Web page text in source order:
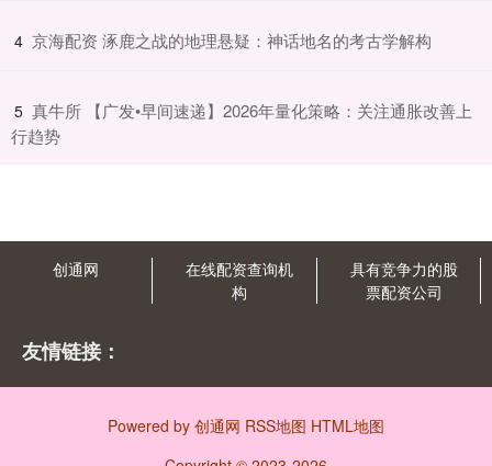
4 ​京海配资 涿鹿之战的地理悬疑：神话地名的考古学解构
5 ​真牛所 【广发•早间速递】2026年量化策略：关注通胀改善上
行趋势
创通网
在线配资查询机
构
具有竞争力的股
票配资公司
友情链接：
Powered by 创通网 RSS地图 HTML地图